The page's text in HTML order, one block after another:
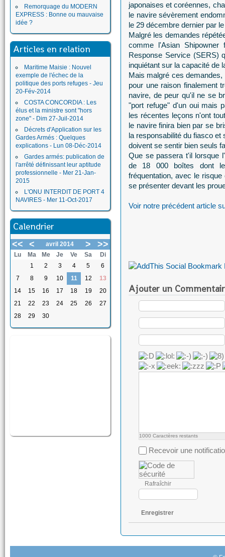
Remorquage du MODERN
EXPRESS : Bonne ou mauvaise
idée ?
Articles en relation
Maritime Maisie : Nouvel
exemple de l'échec de la
politique des ports refuges - Jeu
20-Fév-2014
COSTA CONCORDIA : Les
élus et la ministre sont "hors
zone" - Dim 27-Juil-2014
Décrets d'Application sur les
Gardes Armés : Quelques
explications - Lun 08-Déc-2014
Gardes armés: publication de
l'arrêté définissant leur aptitude
professionnelle - Mer 21-Jan-
2015
L'ONU INTERDIT DE PORT 4
NAVIRES - Mer 11-Oct-2017
Calendrier
<< < avril 2014 > >>
Lu Ma Me Je Ve Sa
Di
1
2 3 4 5
6
7
8 9 10 11 12
13
14
15 16 17 18 19
20
21
22 23 24 25 26
27
28
29 30
japonaises et coréennes,
le navire sévèrement
le 29 décembre dernier par
Malgré les demandes
comme l'Asian Shipowner
Response Service (SERS)
inquiétant sur la capacité de
Mais malgré ces
pour une raison finalement
navire, de peur qu'il ne se
"port refuge" d'un oui mais
les récentes leçons n'ont
le navire finira bien par se
la responsabilité du fiasco
doivent se sentir bien seuls
Que se passera t'il lorsque
de 18 000 boîtes dont
fréquentation, avec le
se présenter devant les
Voir notre précédent article
Ajouter un
1000 Caractères restants
Recevoir une
Rafraîchir
Enregistrer